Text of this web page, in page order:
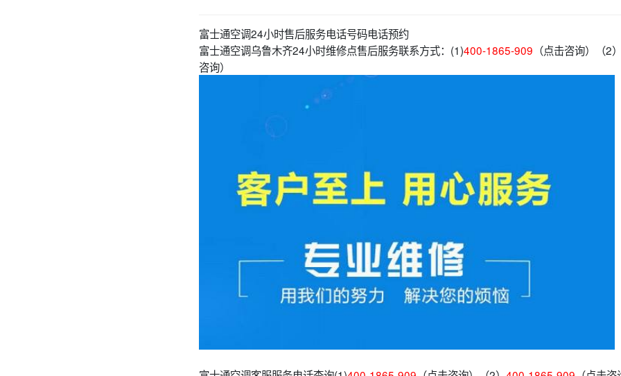
富士通空调24小时售后服务电话号码电话预约
富士通空调乌鲁木齐24小时维修点售后服务联系方式：(1)400-1865-909 （点击咨询）（2
咨询）